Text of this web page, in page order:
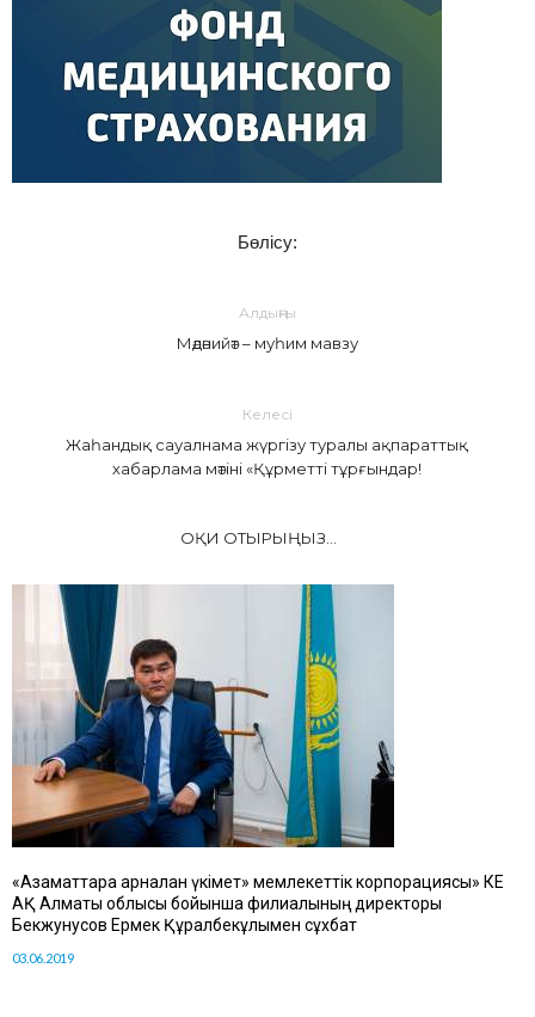
Бөлісу:
Алдыңғы
Мәдәнийәт – муһим мавзу
Келесі
Жаһандық сауалнама жүргізу туралы ақпараттық
хабарлама мәтіні «Құрметті тұрғындар!
ОҚИ ОТЫРЫҢЫЗ...
«Азаматтарға арналған үкімет» мемлекеттік корпорациясы» КЕ
АҚ Алматы облысы бойынша филиалының директоры
Бекжунусов Ермек Құралбекұлымен сұхбат
03.06.2019